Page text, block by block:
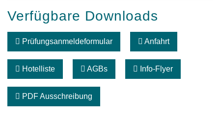
Verfügbare Downloads
Prüfungsanmeldeformular Anfahrt
Hotelliste AGBs Info-Flyer
PDF Ausschreibung